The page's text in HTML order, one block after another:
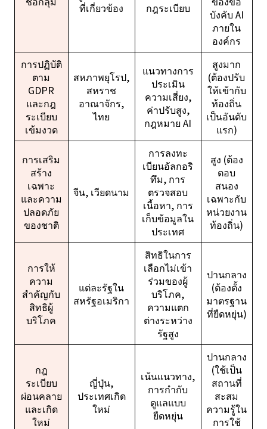
ที่เกี่ยวข้อง
กฎระเบียบ
บังคับ AI
ภายใน
องค์กร
การปฏิบัติ
ตาม
GDPR
และกฎ
ระเบียบ
เข้มงวด
สหภาพยุโรป,
สหราช
อาณาจักร,
ไทย
แนวทางการ
ประเมิน
ความเสี่ยง,
ค่าปรับสูง,
กฎหมาย AI
สูงมาก
(ต้องปรับ
ให้เข้ากับ
ท้องถิ่น
เป็นอันดับ
แรก)
การเสริม
สร้าง
เฉพาะ
และความ
ปลอดภัย
ของชาติ
จีน, เวียดนาม
การลงทะ
เบียนอัลกอริ
ทึม, การ
ตรวจสอบ
เนื้อหา, การ
เก็บข้อมูลใน
ประเทศ
สูง (ต้อง
ตอบ
สนอง
เฉพาะกับ
หน่วยงาน
ท้องถิ่น)
การให้
ความ
สำคัญกับ
สิทธิผู้
บริโภค
แต่ละรัฐใน
สหรัฐอเมริกา
สิทธิในการ
เลือกไม่เข้า
ร่วมของผู้
บริโภค,
ความแตก
ต่างระหว่าง
รัฐสูง
ปานกลาง
(ต้องตั้ง
มาตรฐาน
ที่ยืดหยุ่น)
กฎ
ระเบียบ
ผ่อนคลาย
และเกิด
ใหม่
ญี่ปุ่น,
ประเทศเกิด
ใหม่
เน้นแนวทาง,
การกำกับ
ดูแลแบบ
ยืดหยุ่น
ปานกลาง
(ใช้เป็น
สถานที่
สะสม
ความรู้ใน
การใช้